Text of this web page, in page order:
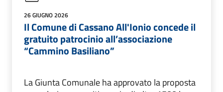
26 GIUGNO 2026
Il Comune di Cassano All'Ionio concede il
gratuito patrocinio all’associazione
“Cammino Basiliano”
La Giunta Comunale ha approvato la proposta